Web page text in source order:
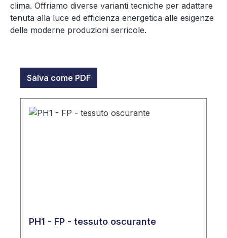
clima. Offriamo diverse varianti tecniche per adattare
tenuta alla luce ed efficienza energetica alle esigenze
delle moderne produzioni serricole.
Salva come PDF
PH1 - FP - tessuto oscurante